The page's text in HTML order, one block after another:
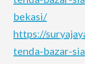
bekasi/
https://
tenda-bazar-